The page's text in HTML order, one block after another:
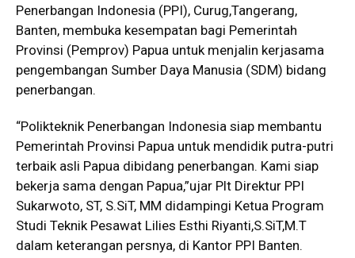
Penerbangan Indonesia (PPI), Curug,Tangerang,
Banten, membuka kesempatan bagi Pemerintah
Provinsi (Pemprov) Papua untuk menjalin kerjasama
pengembangan Sumber Daya Manusia (SDM) bidang
penerbangan.
“Polikteknik Penerbangan Indonesia siap membantu
Pemerintah Provinsi Papua untuk mendidik putra-putri
terbaik asli Papua dibidang penerbangan. Kami siap
bekerja sama dengan Papua,”ujar Plt Direktur PPI
Sukarwoto, ST, S.SiT, MM didampingi Ketua Program
Studi Teknik Pesawat Lilies Esthi Riyanti,S.SiT,M.T
dalam keterangan persnya, di Kantor PPI Banten.